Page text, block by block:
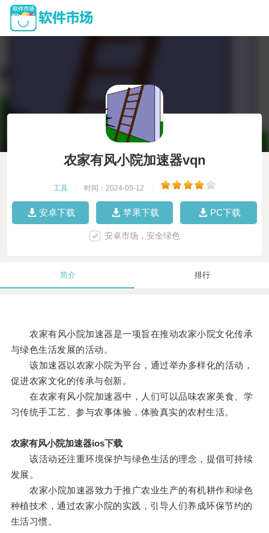
农家有风小院加速器vqn
工具 时间：2024-05-12
安卓下载 苹果下载 PC下载
安卓市场，安全绿色
简介 排行
农家有风小院加速器是一项旨在推动农家小院文化传承
与绿色生活发展的活动。
该加速器以农家小院为平台，通过举办多样化的活动，
促进农家文化的传承与创新。
在农家有风小院加速器中，人们可以品味农家美食、学
习传统手工艺、参与农事体验，体验真实的农村生活。
农家有风小院加速器ios下载
该活动还注重环境保护与绿色生活的理念，提倡可持续
发展。
农家小院加速器致力于推广农业生产的有机耕作和绿色
种植技术，通过农家小院的实践，引导人们养成环保节约的
生活习惯。